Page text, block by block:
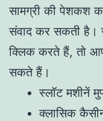
सामग्री की पेशकश
संवाद कर सकती है।
क्लिक करते हैं, तो
सकते हैं।
स्लॉट मशीनें
क्लासिक